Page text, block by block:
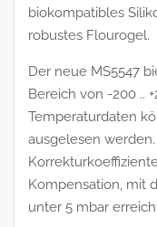
biokompatibles
robustes Flourogel.
Der neue MS5547
Bereich von -200 ..
Temperaturdaten
ausgelesen
Kompensation, mit
unter 5 mbar